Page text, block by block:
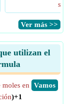
​Ver más >>
utilizan el
​Vamos
moles en
)+1